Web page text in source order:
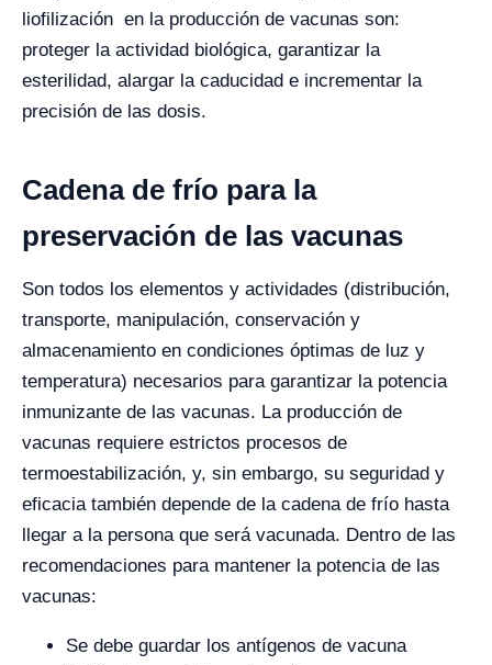
liofilización en la producción de vacunas son:
proteger la actividad biológica, garantizar la
esterilidad, alargar la caducidad e incrementar la
precisión de las dosis.
Cadena de frío para la
preservación de las vacunas
Son todos los elementos y actividades (distribución,
transporte, manipulación, conservación y
almacenamiento en condiciones óptimas de luz y
temperatura) necesarios para garantizar la potencia
inmunizante de las vacunas. La producción de
vacunas requiere estrictos procesos de
termoestabilización, y, sin embargo, su seguridad y
eficacia también depende de la cadena de frío hasta
llegar a la persona que será vacunada. Dentro de las
recomendaciones para mantener la potencia de las
vacunas:
Se debe guardar los antígenos de vacuna